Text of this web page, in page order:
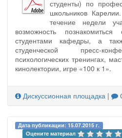
студенты) по
школьников
течение недели
возможность
студентами кафедры, а
студенческой пресс-
психологических тренингах,
кинолектории, игре «100 к 1».
Дискуссионная площадка |
Дата публикации: 15.07.2015 г.
Оцените материал